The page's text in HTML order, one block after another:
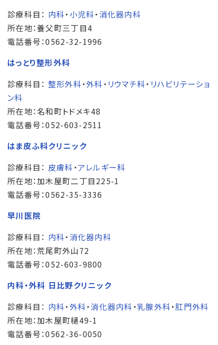
診療科目： 内科・ 小児科・ 消化器内科
所在地：養父町三丁目4
電話番号：0562-32-1996
はっとり整形外科
診療科目： 整形外科・外科 ・ リウマチ科・ リハビリテーショ
ン科
所在地：名和町トドメキ48
電話番号：052-603-2511
はま皮ふ科クリニック
診療科目： 皮膚科 ・アレルギー科
所在地：加木屋町二丁目225-1
電話番号：0562-35-3336
早川医院
診療科目： 内科・ 消化器内科
所在地：荒尾町外山72
電話番号：052-603-9800
内科・外科 日比野クリニック
診療科目： 内科・外科・消化器内科 ・乳腺外科・肛門外科
所在地：加木屋町樋49-1
電話番号：0562-36-0050